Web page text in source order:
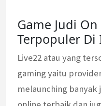
Game Judi
Terpopuler Di
Live22 atau yang
gaming yaitu
melaunching banyak